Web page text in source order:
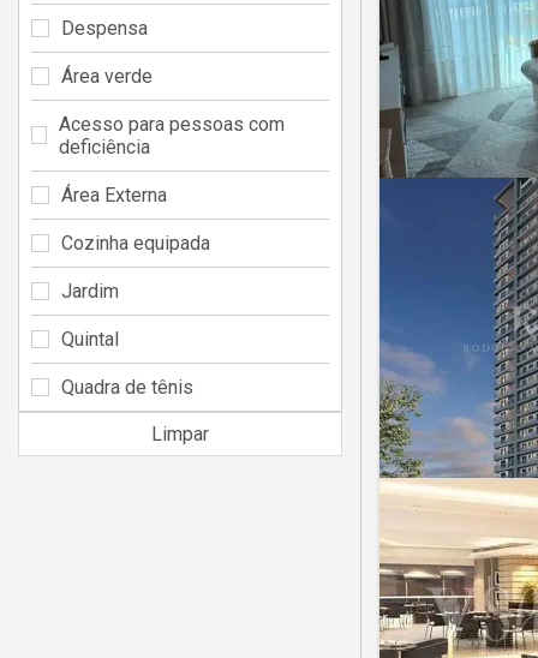
Despensa
Área verde
Acesso para pessoas com
deficiência
Área Externa
Cozinha equipada
Jardim
Quintal
Quadra de tênis
Limpar